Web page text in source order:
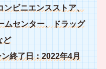
ンビニエンスストア、
ムセンター、ドラッグ
ど
終了日：2022年4月